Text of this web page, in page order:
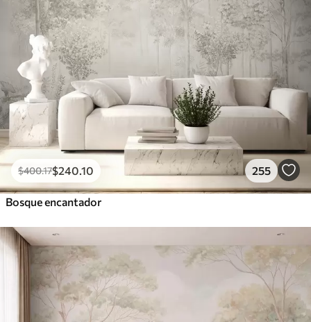
$400.17$240 .10 255
Bosque encantador